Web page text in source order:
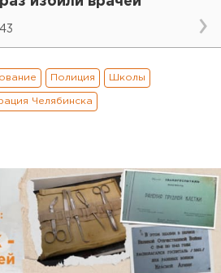
Полиция Школы
Челябинска